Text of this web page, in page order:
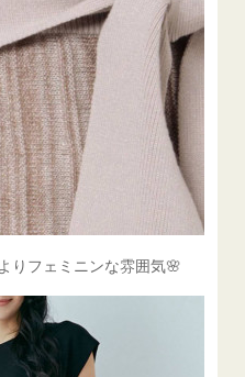
りフェミニンな雰囲気🌸